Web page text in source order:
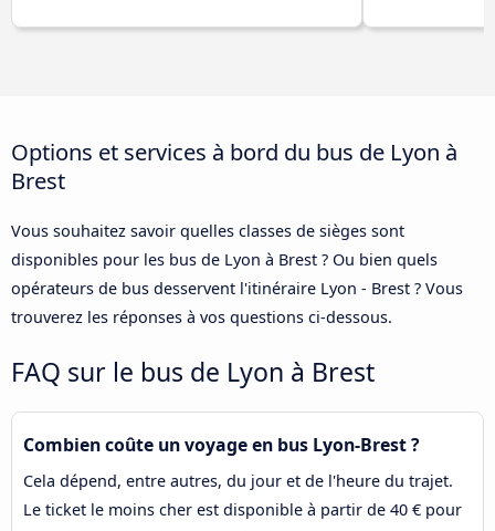
Options et services à bord du bus de Lyon à
Brest
Vous souhaitez savoir quelles classes de sièges sont
disponibles pour les bus de Lyon à Brest ? Ou bien quels
opérateurs de bus desservent l'itinéraire Lyon - Brest ? Vous
trouverez les réponses à vos questions ci-dessous.
FAQ sur le bus de Lyon à Brest
Combien coûte un voyage en bus Lyon-Brest ?
Cela dépend, entre autres, du jour et de l'heure du trajet.
Le ticket le moins cher est disponible à partir de 40 € pour